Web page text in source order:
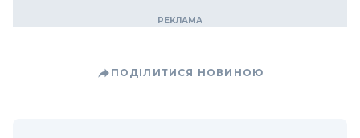
ПОДІЛИТИСЯ НОВИНОЮ